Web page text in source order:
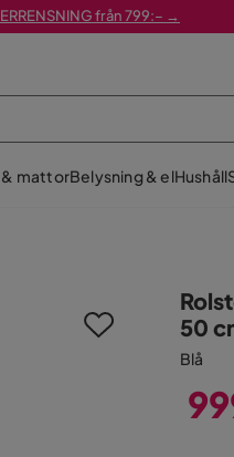
från 799:– →
& mattorBelysning & elHushåll
50
Blå